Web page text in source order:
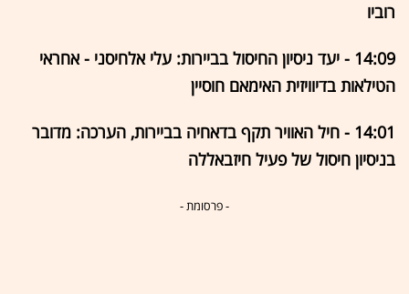
רוביו
14:09 - יעד ניסיון החיסול בביירות: עלי אלחיסני - אחראי
הטילאות בדיוויזית האימאם חוסיין
14:01 - חיל האוויר תקף בדאחיה בביירות, הערכה: מדובר
בניסיון חיסול של פעיל חיזבאללה
- פרסומת -